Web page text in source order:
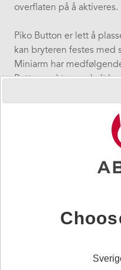
overflaten på å aktiveres.
Piko Button er lett å
kan bryteren festes med
Miniarm har
Button raskt og enkelt
Piko Button Water
Teknisk